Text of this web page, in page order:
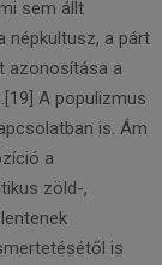
sem állt
népkultusz, a párt
azonosítása a
A populizmus
is. Ám
a
zöld-,
is